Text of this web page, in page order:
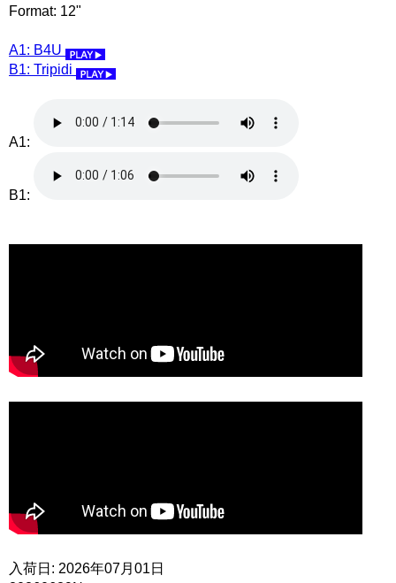
Format: 12"
A1: B4U
B1: Tripidi
A1:
B1:
入荷日: 2026年07月01日